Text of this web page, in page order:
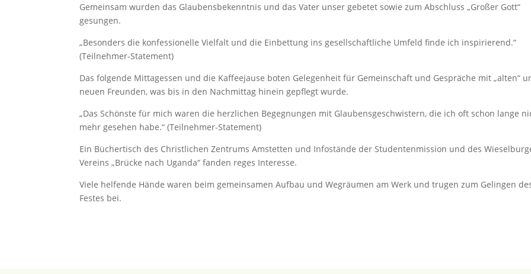
Gemeinsam wurden das Glaubensbekenntnis und das Vater unser gebetet sowie zum Abschluss „Großer Gott“
gesungen.
„Besonders die konfessionelle Vielfalt und die Einbettung ins gesellschaftliche Umfeld finde ich inspirierend.“
(Teilnehmer-Statement)
Das folgende Mittagessen und die Kaffeejause boten Gelegenheit für Gemeinschaft und Gespräche mit „alten“
neuen Freunden, was bis in den Nachmittag hinein gepflegt wurde.
„Das Schönste für mich waren die herzlichen Begegnungen mit Glaubensgeschwistern, die ich oft schon lange
mehr gesehen habe.“ (Teilnehmer-Statement)
Ein Büchertisch des Christlichen Zentrums Amstetten und Infostände der Studentenmission und des
Vereins „Brücke nach Uganda“ fanden reges Interesse.
Viele helfende Hände waren beim gemeinsamen Aufbau und Wegräumen am Werk und trugen zum Gelingen
Festes bei.